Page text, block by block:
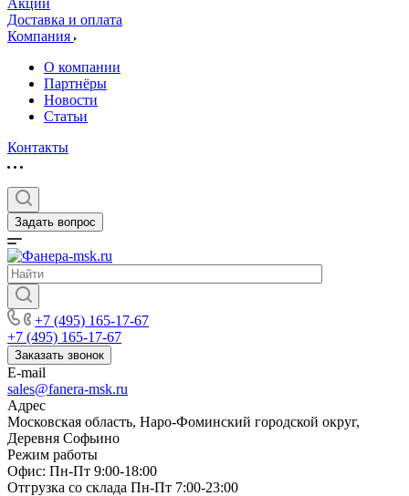
Акции
Доставка и оплата
Компания
О компании
Партнёры
Новости
Статьи
Контакты
Задать вопрос
+7 (495) 165-17-67
+7 (495) 165-17-67
Заказать звонок
E-mail
sales@fanera-msk.ru
Адрес
Московская область, Наро-Фоминский городской округ,
Деревня Софьино
Режим работы
Офис: Пн-Пт 9:00-18:00
Отгрузка со склада Пн-Пт 7:00-23:00